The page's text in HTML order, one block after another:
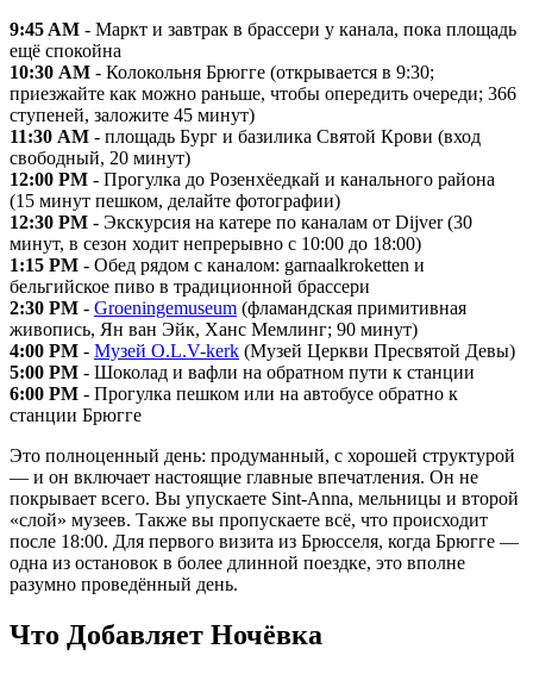
9:45 AM - Маркт и завтрак в брассери у канала, пока площадь
ещё спокойна
10:30 AM - Колокольня Брюгге (открывается в 9:30;
приезжайте как можно раньше, чтобы опередить очереди; 366
ступеней, заложите 45 минут)
11:30 AM - площадь Бург и базилика Святой Крови (вход
свободный, 20 минут)
12:00 PM - Прогулка до Розенхёедкай и канального района
(15 минут пешком, делайте фотографии)
12:30 PM - Экскурсия на катере по каналам от Dijver (30
минут, в сезон ходит непрерывно с 10:00 до 18:00)
1:15 PM - Обед рядом с каналом: garnaalkroketten и
бельгийское пиво в традиционной брассери
2:30 PM - Groeningemuseum (фламандская примитивная
живопись, Ян ван Эйк, Ханс Мемлинг; 90 минут)
4:00 PM - Музей O.L.V-kerk (Музей Церкви Пресвятой Девы)
5:00 PM - Шоколад и вафли на обратном пути к станции
6:00 PM - Прогулка пешком или на автобусе обратно к
станции Брюгге
Это полноценный день: продуманный, с хорошей структурой
— и он включает настоящие главные впечатления. Он не
покрывает всего. Вы упускаете Sint-Anna, мельницы и второй
«слой» музеев. Также вы пропускаете всё, что происходит
после 18:00. Для первого визита из Брюсселя, когда Брюгге —
одна из остановок в более длинной поездке, это вполне
разумно проведённый день.
Что Добавляет Ночёвка